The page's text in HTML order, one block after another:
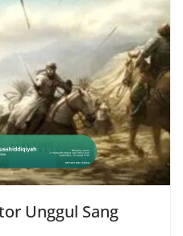
Unggul Sang